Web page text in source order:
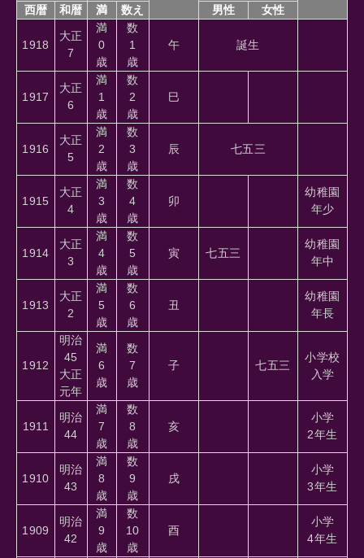
西暦 和暦 満 数え 男性 女性
1918
大正
7
満
0
歳
数
1
歳
午 誕生
1917
大正
6
満
1
歳
数
2
歳
巳
1916
大正
5
満
2
歳
数
3
歳
辰 七五三
1915
大正
4
満
3
歳
数
4
歳
卯
幼稚園
年少
1914
大正
3
満
4
歳
数
5
歳
寅 七五三
幼稚園
年中
1913
大正
2
満
5
歳
数
6
歳
丑
幼稚園
年長
1912
明治
45
大正
元年
満
6
歳
数
7
歳
子 七五三
小学校
入学
1911
明治
44
満
7
歳
数
8
歳
亥
小学
2年生
1910
明治
43
満
8
歳
数
9
歳
戌
小学
3年生
1909
明治
42
満
9
歳
数
10
歳
酉
小学
4年生